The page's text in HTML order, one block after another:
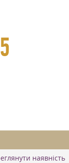
наявність